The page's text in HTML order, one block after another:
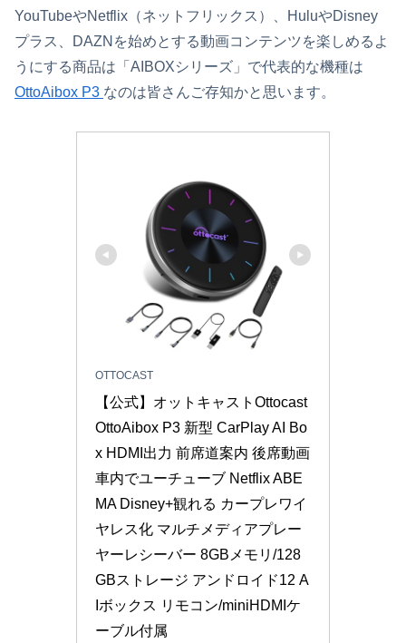
YouTubeやNetflix（ネットフリックス）、HuluやDisney
プラス、DAZNを始めとする動画コンテンツを楽しめるよ
うにする商品は「AIBOXシリーズ」で代表的な機種は
OttoAibox P3 なのは皆さんご存知かと思います。
OTTOCAST
【公式】オットキャストOttocast
OttoAibox P3 新型 CarPlay AI Bo
x HDMI出力 前席道案内 後席動画
車内でユーチューブ Netflix ABE
MA Disney+観れる カープレワイ
ヤレス化 マルチメディアプレー
ヤーレシーバー 8GBメモリ/128
GBストレージ アンドロイド12 A
Iボックス リモコン/miniHDMIケ
ーブル付属